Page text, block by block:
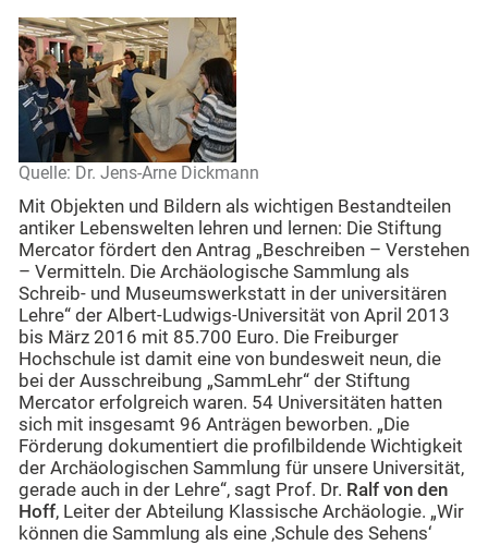
Quelle: Dr. Jens-Arne Dickmann
Mit Objekten und Bildern als wichtigen Bestandteilen
antiker Lebenswelten lehren und lernen: Die Stiftung
Mercator fördert den Antrag „Beschreiben – Verstehen
– Vermitteln. Die Archäologische Sammlung als
Schreib- und Museumswerkstatt in der universitären
Lehre“ der Albert-Ludwigs-Universität von April 2013
bis März 2016 mit 85.700 Euro. Die Freiburger
Hochschule ist damit eine von bundesweit neun, die
bei der Ausschreibung „SammLehr“ der Stiftung
Mercator erfolgreich waren. 54 Universitäten hatten
sich mit insgesamt 96 Anträgen beworben. „Die
Förderung dokumentiert die profilbildende Wichtigkeit
der Archäologischen Sammlung für unsere Universität,
gerade auch in der Lehre“, sagt Prof. Dr. Ralf von den
Hoff, Leiter der Abteilung Klassische Archäologie. „Wir
können die Sammlung als eine ‚Schule des Sehens‘